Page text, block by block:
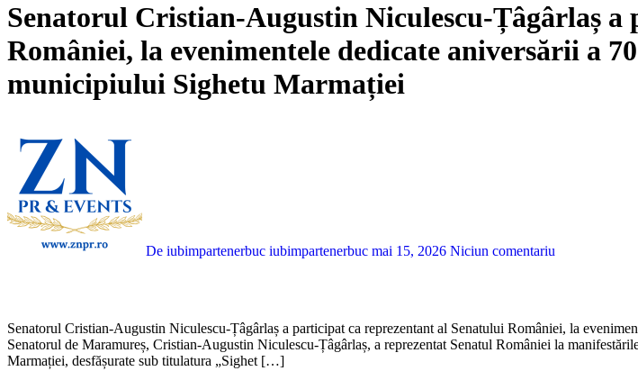
Senatorul Cristian-Augustin Niculescu-Țâgârlaș
României, la evenimentele dedicate aniversării a
municipiului Sighetu Marmației
De iubimpartenerbuc iubimpartenerbuc mai 15, 2026 Niciun comentariu
Senatorul Cristian-Augustin Niculescu-Țâgârlaș a participat ca reprezentant al Senatului României, la
Senatorul de Maramureș, Cristian-Augustin Niculescu-Țâgârlaș, a reprezentat Senatul României la
Marmației, desfășurate sub titulatura „Sighet […]